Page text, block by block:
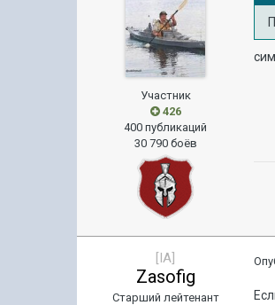
Участник
426
400 публикаций
30 790 боёв
[IA]
Zasofig
Старший лейтенант